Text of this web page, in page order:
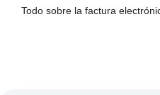
Todo sobre la factura